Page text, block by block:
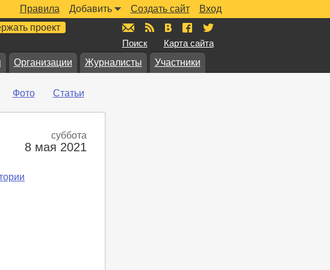
Вход
Создать сайт
Добавить
Правила
проект
Поиск Карта сайта
Организации Журналисты Участники
Фото Статьи
суббота
8 мая 2021